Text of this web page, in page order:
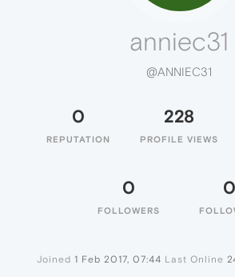
anniec31
@ANNIEC31
0
REPUTATION
228
PROFILE VIEWS
0
FOLLOWERS
0
Joined 1 Feb 2017, 07:44 Last Online